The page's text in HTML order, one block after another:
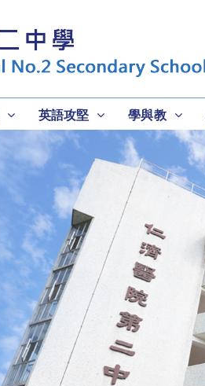
英語攻堅 學與教